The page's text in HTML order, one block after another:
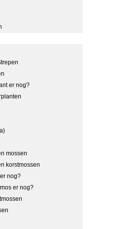
er nog?
mossen
korstmossen
nog?
er nog?